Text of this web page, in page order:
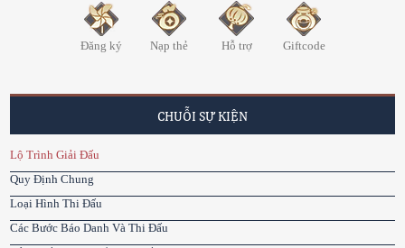
Đăng ký Nạp thẻ Hỗ trợ Giftcode
CHUỖI SỰ KIỆN
Lộ Trình Giải Đấu
Quy Định Chung
Loại Hình Thi Đấu
Các Bước Báo Danh Và Thi Đấu